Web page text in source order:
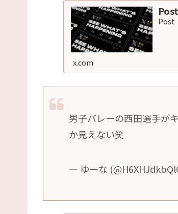
Post
Post
x.com
男子バレーの西田選手が
か見えない笑
— ゆーな